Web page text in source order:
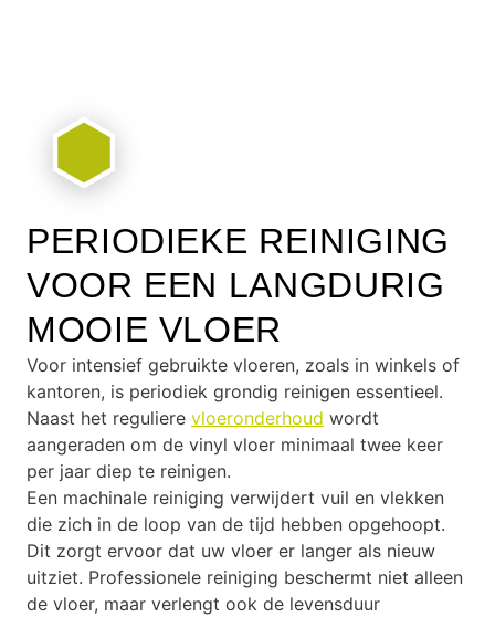
PERIODIEKE REINIGING
VOOR EEN LANGDURIG
MOOIE VLOER
Voor intensief gebruikte vloeren, zoals in winkels of
kantoren, is periodiek grondig reinigen essentieel.
Naast het reguliere vloeronderhoud wordt
aangeraden om de vinyl vloer minimaal twee keer
per jaar diep te reinigen.
Een machinale reiniging verwijdert vuil en vlekken
die zich in de loop van de tijd hebben opgehoopt.
Dit zorgt ervoor dat uw vloer er langer als nieuw
uitziet. Professionele reiniging beschermt niet alleen
de vloer, maar verlengt ook de levensduur